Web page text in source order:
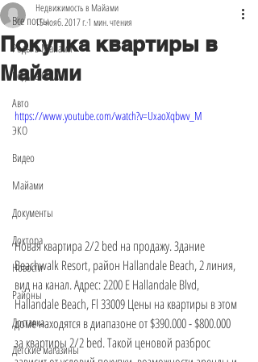
Все посты
Роды в Майами
Роды в США
Авто
ЭКО
Видео
Майами
Документы
Доктора
Новости
Районы
Доставка
Детские магазины
Покупка квартиры в
Майами
Недвижимость в Майами
15 нояб. 2017 г.1 мин. чтения
https://www.youtube.com/watch?v=UxaoXqbwv_M
Новая квартира 2/2 bed на продажу. Здание
Beachwalk Resort, район Hallandale Beach, 2 линия,
вид на канал. Адрес: 2200 E Hallandale Blvd,
Hallandale Beach, Fl 33009 Цены на квартиры в этом
доме находятся в диапазоне от $390.000 - $800.000
за квартиры 2/2 bed. Такой ценовой разброс